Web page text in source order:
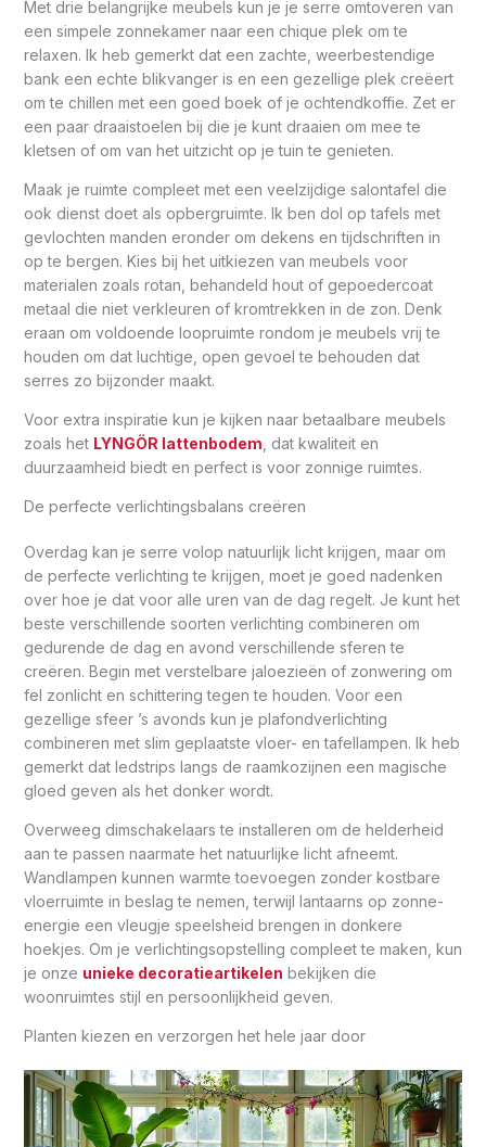
Met drie belangrijke meubels kun je je serre omtoveren van
een simpele zonnekamer naar een chique plek om te
relaxen. Ik heb gemerkt dat een zachte, weerbestendige
bank een echte blikvanger is en een gezellige plek creëert
om te chillen met een goed boek of je ochtendkoffie. Zet er
een paar draaistoelen bij die je kunt draaien om mee te
kletsen of om van het uitzicht op je tuin te genieten.
Maak je ruimte compleet met een veelzijdige salontafel die
ook dienst doet als opbergruimte. Ik ben dol op tafels met
gevlochten manden eronder om dekens en tijdschriften in
op te bergen. Kies bij het uitkiezen van meubels voor
materialen zoals rotan, behandeld hout of gepoedercoat
metaal die niet verkleuren of kromtrekken in de zon. Denk
eraan om voldoende loopruimte rondom je meubels vrij te
houden om dat luchtige, open gevoel te behouden dat
serres zo bijzonder maakt.
Voor extra inspiratie kun je kijken naar betaalbare meubels
zoals het LYNGÖR lattenbodem , dat kwaliteit en
duurzaamheid biedt en perfect is voor zonnige ruimtes.
De perfecte verlichtingsbalans creëren
Overdag kan je serre volop natuurlijk licht krijgen, maar om
de perfecte verlichting te krijgen, moet je goed nadenken
over hoe je dat voor alle uren van de dag regelt. Je kunt het
beste verschillende soorten verlichting combineren om
gedurende de dag en avond verschillende sferen te
creëren. Begin met verstelbare jaloezieën of zonwering om
fel zonlicht en schittering tegen te houden. Voor een
gezellige sfeer ’s avonds kun je plafondverlichting
combineren met slim geplaatste vloer- en tafellampen. Ik heb
gemerkt dat ledstrips langs de raamkozijnen een magische
gloed geven als het donker wordt.
Overweeg dimschakelaars te installeren om de helderheid
aan te passen naarmate het natuurlijke licht afneemt.
Wandlampen kunnen warmte toevoegen zonder kostbare
vloerruimte in beslag te nemen, terwijl lantaarns op zonne-
energie een vleugje speelsheid brengen in donkere
hoekjes. Om je verlichtingsopstelling compleet te maken, kun
je onze unieke decoratieartikelen bekijken die
woonruimtes stijl en persoonlijkheid geven.
Planten kiezen en verzorgen het hele jaar door